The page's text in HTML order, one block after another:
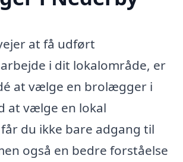
at få udført
i dit lokalområde, er
at vælge en brolægger i
at vælge en lokal
du ikke bare adgang til
også en bedre forståelse